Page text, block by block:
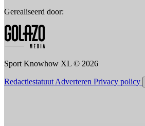
Gerealiseerd door:
Sport Knowhow XL © 2026
Redactiestatuut Adverteren Privacy policy